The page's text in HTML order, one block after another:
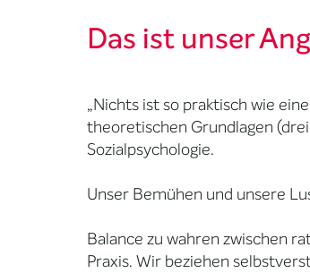
Das ist unser
„Nichts ist so praktisch wie
theoretischen Grundlagen
Sozialpsychologie.
Unser Bemühen und unsere
Balance zu wahren zwischen
Praxis. Wir beziehen